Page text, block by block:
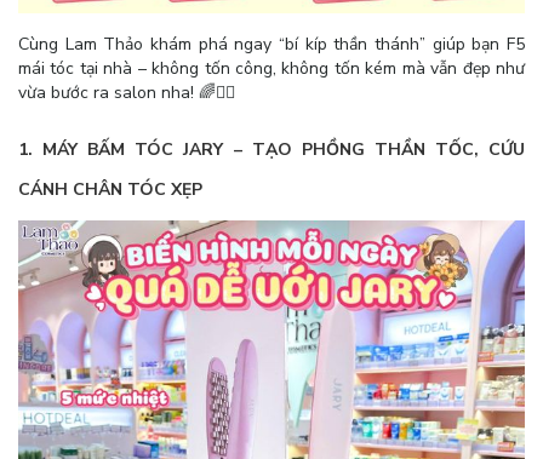
Cùng Lam Thảo khám phá ngay “bí kíp thần thánh” giúp bạn F5
mái tóc tại nhà – không tốn công, không tốn kém mà vẫn đẹp như
vừa bước ra salon nha! 🌈💁‍♀️
1. MÁY BẤM TÓC JARY – TẠO PHỒNG THẦN TỐC, CỨU
CÁNH CHÂN TÓC XẸP